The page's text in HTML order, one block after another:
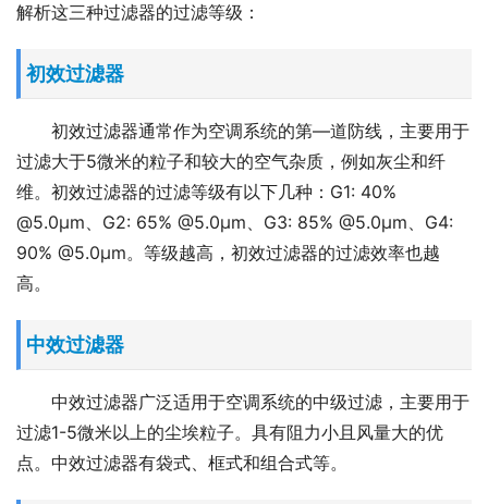
解析这三种过滤器的过滤等级：
初效过滤器
初效过滤器通常作为空调系统的第—道防线，主要用于
过滤大于5微米的粒子和较大的空气杂质，例如灰尘和纤
维。初效过滤器的过滤等级有以下几种：G1: 40%
@5.0μm、G2: 65% @5.0μm、G3: 85% @5.0μm、G4:
90% @5.0μm。等级越高，初效过滤器的过滤效率也越
高。
中效过滤器
中效过滤器广泛适用于空调系统的中级过滤，主要用于
过滤1-5微米以上的尘埃粒子。具有阻力小且风量大的优
点。中效过滤器有袋式、框式和组合式等。